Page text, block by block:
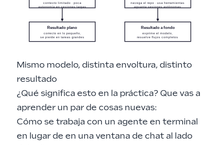
contexto limitado · poca
autonomía en sesiones largas
navega el repo · usa herramientas
aguanta sesiones autónomas
Resultado plano
correcto en lo pequeño,
se pierde en tareas grandes
Resultado a fondo
exprime el modelo,
resuelve flujos completos
Mismo modelo, distinta envoltura, distinto
resultado
¿Qué significa esto en la práctica? Que vas a
aprender un par de cosas nuevas:
Cómo se trabaja con un agente en terminal
en lugar de en una ventana de chat al lado